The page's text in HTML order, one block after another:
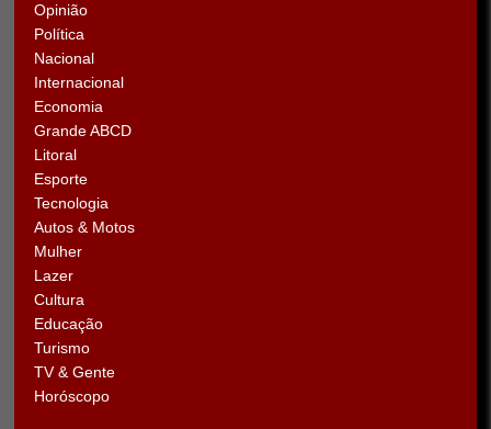
Opinião
Política
Nacional
Internacional
Economia
Grande ABCD
Litoral
Esporte
Tecnologia
Autos & Motos
Mulher
Lazer
Cultura
Educação
Turismo
TV & Gente
Horóscopo